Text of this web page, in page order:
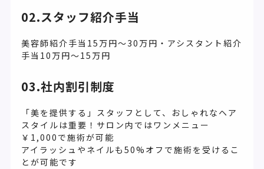
02.スタッフ紹介手当
美容師紹介手当15万円〜30万円・アシスタント紹介
手当10万円〜15万円
03.社内割引制度
「美を提供する」スタッフとして、おしゃれなヘア
スタイルは重要！サロン内ではワンメニュー
￥1,000で施術が可能
アイラッシュやネイルも50%オフで施術を受けるこ
とが可能です